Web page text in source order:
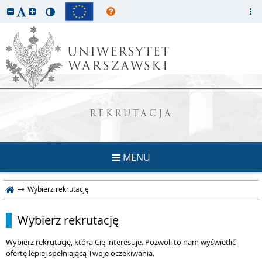
REKRUTACJA
MENU
Wybierz rekrutację
Wybierz rekrutację
Wybierz rekrutację, która Cię interesuje. Pozwoli to nam wyświetlić
ofertę lepiej spełniającą Twoje oczekiwania.